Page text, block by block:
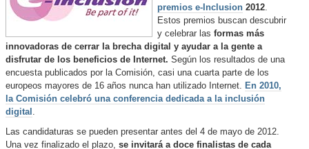
premios e-Inclusion 2012.
Estos premios buscan descubrir
y celebrar las formas más
innovadoras de cerrar la brecha digital y ayudar a la gente a
disfrutar de los beneficios de Internet. Según los resultados de una
encuesta publicados por la Comisión, casi una cuarta parte de los
europeos mayores de 16 años nunca han utilizado Internet. En 2010,
la Comisión celebró una conferencia dedicada a la inclusión
digital .
Las candidaturas se pueden presentar antes del 4 de mayo de 2012.
Una vez finalizado el plazo, se invitará a doce finalistas de cada